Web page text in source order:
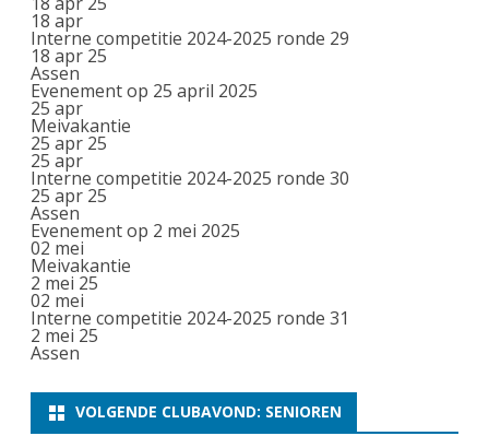
18 apr
Interne competitie 2024-2025 ronde 29
18 apr 25
Assen
Evenement op 25 april 2025
25 apr
Meivakantie
25 apr 25
25 apr
Interne competitie 2024-2025 ronde 30
25 apr 25
Assen
Evenement op 2 mei 2025
02 mei
Meivakantie
2 mei 25
02 mei
Interne competitie 2024-2025 ronde 31
2 mei 25
Assen
VOLGENDE CLUBAVOND: SENIOREN